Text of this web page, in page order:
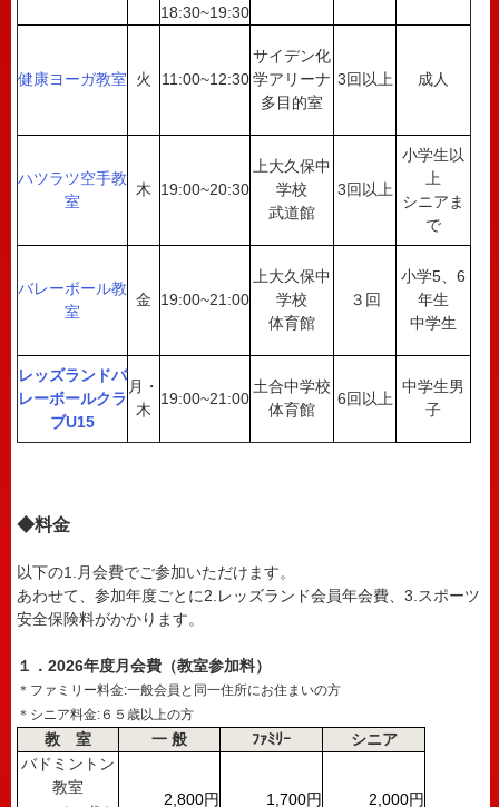
18:30~19:30
健康ヨーガ教室 火 11:00~12:30
サイデン化
学アリーナ
多目的室
3回以上 成人
ハツラツ空手教
室
木 19:00~20:30
上大久保中
学校
武道館
3回以上
小学生以
上
シニアま
で
バレーボール教
室
金 19:00~21:00
上大久保中
学校
体育館
３回
小学5、6
年生
中学生
レッズランドバ
レーボールクラ
ブU15
月・
木
19:00~21:00
土合中学校
体育館
6回以上
中学生男
子
◆料金
以下の1.月会費でご参加いただけます。
あわせて、参加年度ごとに2.レッズランド会員年会費、3.スポーツ
安全保険料がかかります。
１．2026年度月会費（教室参加料）
＊ファミリー料金:一般会員と同一住所にお住まいの方
＊シニア料金:６５歳以上の方
教 室 一 般 ﾌｧﾐﾘｰ
シニア
バドミントン
教室
2,800円 1,700円 2,000円